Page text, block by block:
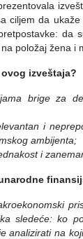
ciljem da
da
položaj žena i
izveštaja?
brige za
i
ambijenta;
i
sledeće: ko
analizirati na